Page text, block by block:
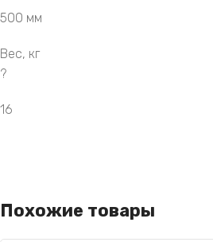
500 мм
Вес, кг
?
16
Похожие товары